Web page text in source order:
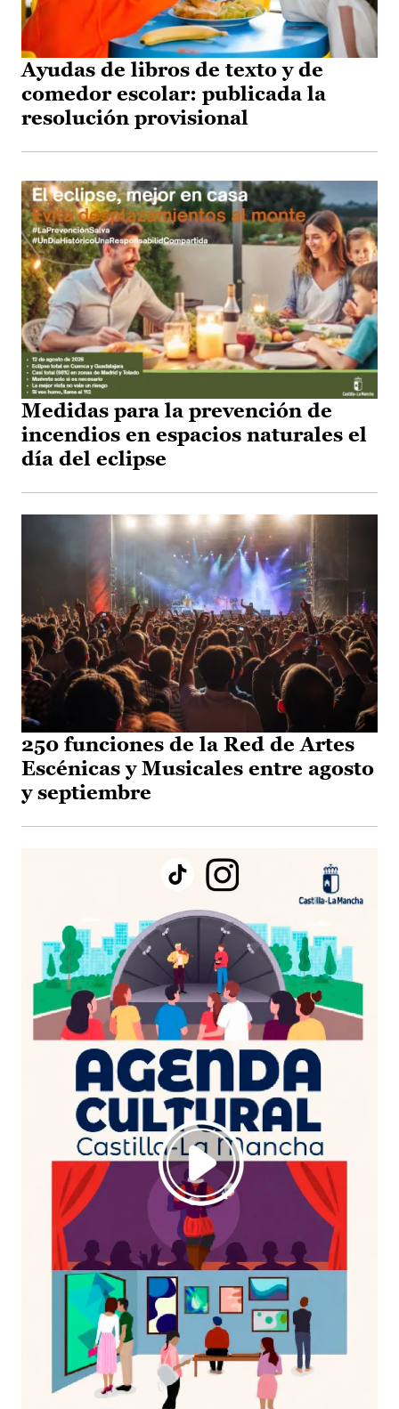
Ayudas de libros de texto y de
comedor escolar: publicada la
resolución provisional
Medidas para la prevención de
incendios en espacios naturales el
día del eclipse
250 funciones de la Red de Artes
Escénicas y Musicales entre agosto
y septiembre